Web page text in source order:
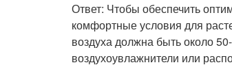
Ответ: Чтобы обеспечить
комфортные условия для
воздуха должна быть около
воздухоувлажнители или